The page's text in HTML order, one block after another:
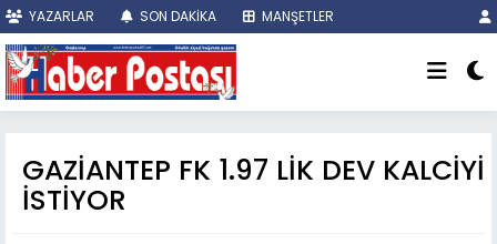
YAZARLAR SON DAKİKA MANŞETLER
GAZİANTEP FK 1.97 LİK DEV KALCİYİ
İSTİYOR